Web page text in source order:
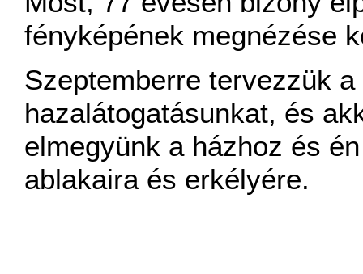
fényképének megnézése
Szeptemberre tervezzük
hazalátogatásunkat, és
elmegyünk a házhoz és
ablakaira és erkélyére.